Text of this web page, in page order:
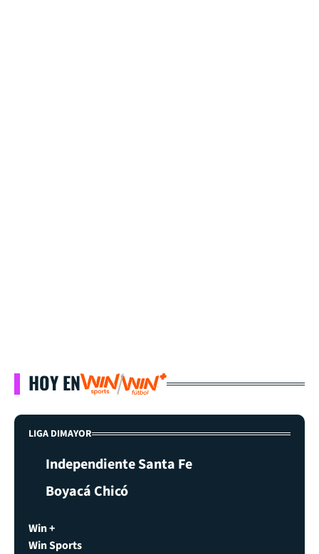
HOY EN
LIGA DIMAYOR
Independiente Santa Fe
Boyacá Chicó
Win +
Win Sports